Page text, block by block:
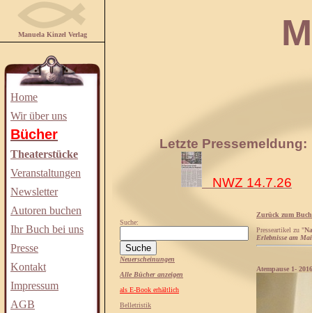
Manuela Kinzel Verlag
Home
Wir über uns
Bücher
Theaterstücke
Veranstaltungen
Newsletter
Autoren buchen
Ihr Buch bei uns
Presse
Kontakt
Impressum
AGB
Letzte Pressemeldung:
NWZ 14.7.26
Suche:
Neuerscheinungen
Alle Bücher anzeigen
als E-Book erhältlich
Belletristik
Zurück zum Buch
Presseartikel zu "
Erlebnisse am
Atempause 1- 2016